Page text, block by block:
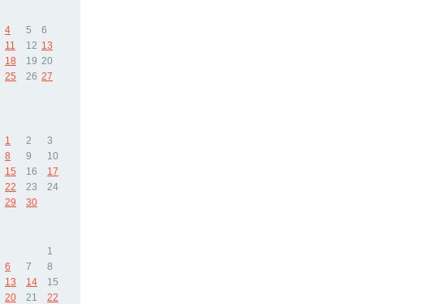
4 5
6
11 12 13
18 19 20
25 26 27
1 2
3
8 9
10
15 16
17
22 23
24
29 30
1
6 7
8
13 14
15
20 21
22